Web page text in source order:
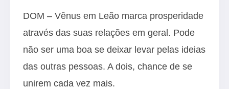
DOM – Vênus em Leão marca prosperidade
através das suas relações em geral. Pode
não ser uma boa se deixar levar pelas ideias
das outras pessoas. A dois, chance de se
unirem cada vez mais.